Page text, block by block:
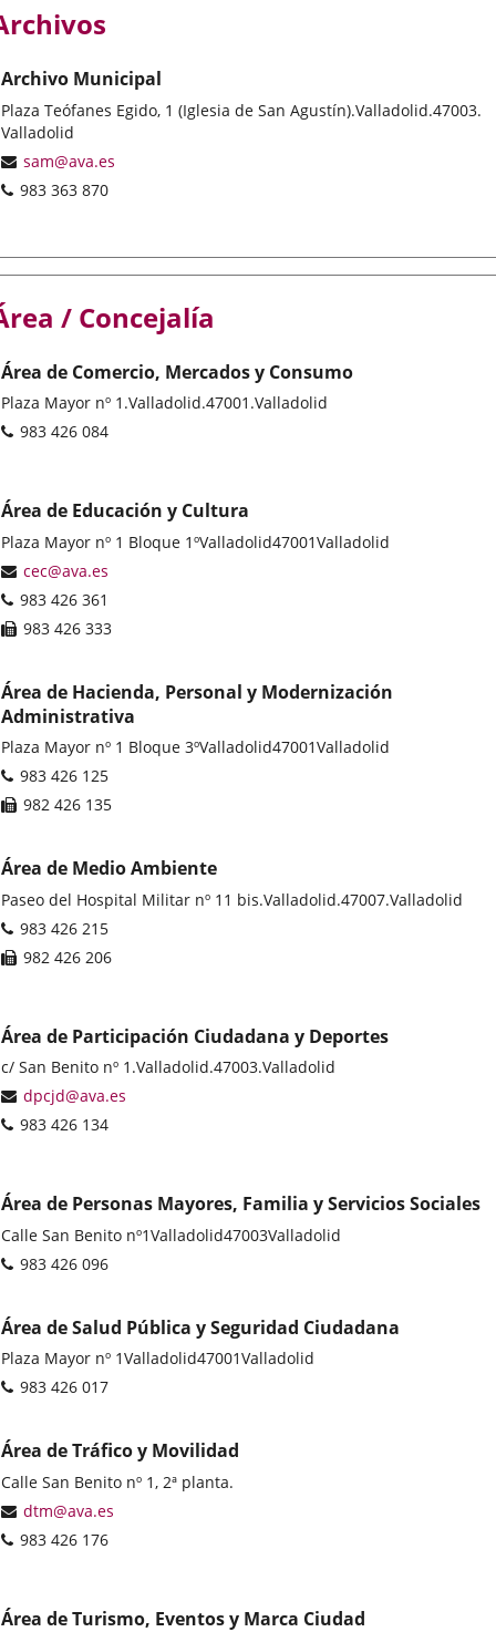
Archivo Municipal
Postal
address
Plaza Teófanes Egido, 1 (Iglesia de San Agustín).Valladolid.47003.
Valladolid
Email
sam@ava.es
Phones
983 363 870
/ Concejalía
Área de Comercio, Mercados y Consumo
Postal
address
Plaza Mayor nº 1.Valladolid.47001.Valladolid
Phones
983 426 084
Área de Educación y Cultura
Postal
address
Plaza Mayor nº 1 Bloque 1ºValladolid47001Valladolid
Email
cec@ava.es
Phones
983 426 361
Fax
983 426 333
Área de Hacienda, Personal y Modernización
Administrativa
Postal
address
Plaza Mayor nº 1 Bloque 3ºValladolid47001Valladolid
Phones
983 426 125
Fax
982 426 135
Área de Medio Ambiente
Postal
address
Paseo del Hospital Militar nº 11 bis.Valladolid.47007.Valladolid
Phones
983 426 215
Fax
982 426 206
Área de Participación Ciudadana y Deportes
Postal
address
c/ San Benito nº 1.Valladolid.47003.Valladolid
Email
dpcjd@ava.es
Phones
983 426 134
Área de Personas Mayores, Familia y Servicios Sociales
Postal
address
Calle San Benito nº1Valladolid47003Valladolid
Phones
983 426 096
Área de Salud Pública y Seguridad Ciudadana
Postal
address
Plaza Mayor nº 1Valladolid47001Valladolid
Phones
983 426 017
Área de Tráfico y Movilidad
Postal
address
Calle San Benito nº 1, 2ª planta.
Email
dtm@ava.es
Phones
983 426 176
Área de Turismo, Eventos y Marca Ciudad